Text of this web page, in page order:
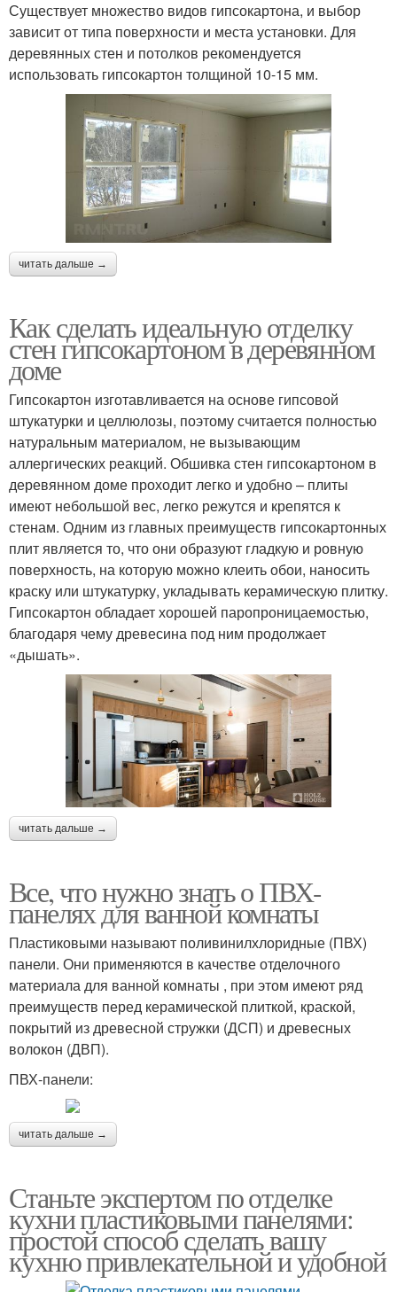
Существует множество видов гипсокартона, и выбор
зависит от типа поверхности и места установки. Для
деревянных стен и потолков рекомендуется
использовать гипсокартон толщиной 10-15 мм.
читать дальше →
Как сделать идеальную отделку
стен гипсокартоном в деревянном
доме
Гипсокартон изготавливается на основе гипсовой
штукатурки и целлюлозы, поэтому считается полностью
натуральным материалом, не вызывающим
аллергических реакций. Обшивка стен гипсокартоном в
деревянном доме проходит легко и удобно – плиты
имеют небольшой вес, легко режутся и крепятся к
стенам. Одним из главных преимуществ гипсокартонных
плит является то, что они образуют гладкую и ровную
поверхность, на которую можно клеить обои, наносить
краску или штукатурку, укладывать керамическую плитку.
Гипсокартон обладает хорошей паропроницаемостью,
благодаря чему древесина под ним продолжает
«дышать».
читать дальше →
Все, что нужно знать о ПВХ-
панелях для ванной комнаты
Пластиковыми называют поливинилхлоридные (ПВХ)
панели. Они применяются в качестве отделочного
материала для ванной комнаты , при этом имеют ряд
преимуществ перед керамической плиткой, краской,
покрытий из древесной стружки (ДСП) и древесных
волокон (ДВП).
ПВХ-панели:
читать дальше →
Станьте экспертом по отделке
кухни пластиковыми панелями:
простой способ сделать вашу
кухню привлекательной и удобной